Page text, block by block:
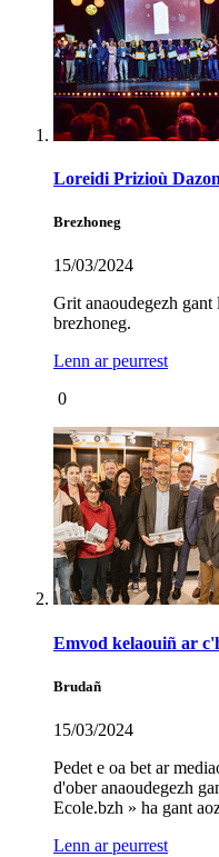
Loreidi Prizioù
Brezhoneg
15/03/2024
Grit anaoudegezh
brezhoneg.
Lenn ar peurrest
0
Emvod kelaouiñ ar
Brudañ
15/03/2024
Pedet e oa bet ar
d'ober anaoudegezh
Ecole.bzh » ha gant
Lenn ar peurrest